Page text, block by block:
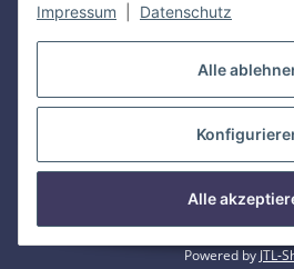
Alle
Alle
Impressum Datenschutz
* Alle Preise inkl. gesetzlicher USt., zzgl.
Herstellerinformationen:Gyeon
Powered by JTL-